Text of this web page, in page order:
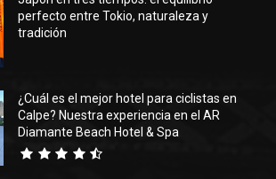
perfecto entre Tokio, naturaleza y
tradición
¿Cuál es el mejor hotel para ciclistas en
Calpe? Nuestra experiencia en el AR
Diamante Beach Hotel & Spa